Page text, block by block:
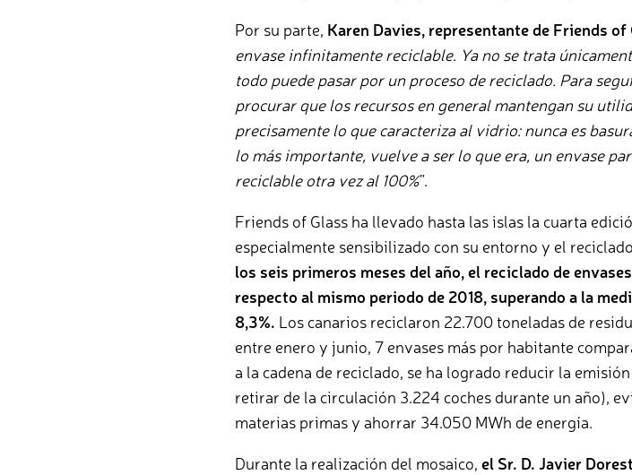
Por su parte, Karen Davies, representante de Friends of
envase infinitamente reciclable. Ya no se trata
todo puede pasar por un proceso de reciclado. Para
procurar que los recursos en general mantengan su
precisamente lo que caracteriza al vidrio: nunca es
lo más importante, vuelve a ser lo que era, un envase
reciclable otra vez al 100%”.
Friends of Glass ha llevado hasta las islas la cuarta
especialmente sensibilizado con su entorno y el
los seis primeros meses del año, el reciclado de
respecto al mismo periodo de 2018, superando a la
8,3%. Los canarios reciclaron 22.700 toneladas de
entre enero y junio, 7 envases más por habitante
a la cadena de reciclado, se ha logrado reducir la
retirar de la circulación 3.224 coches durante un año),
materias primas y ahorrar 34.050 MWh de energía.
Durante la realización del mosaico, el Sr. D. Javier